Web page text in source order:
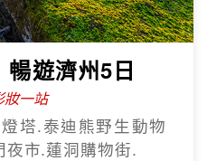
情釜慶精彩5日
保肝